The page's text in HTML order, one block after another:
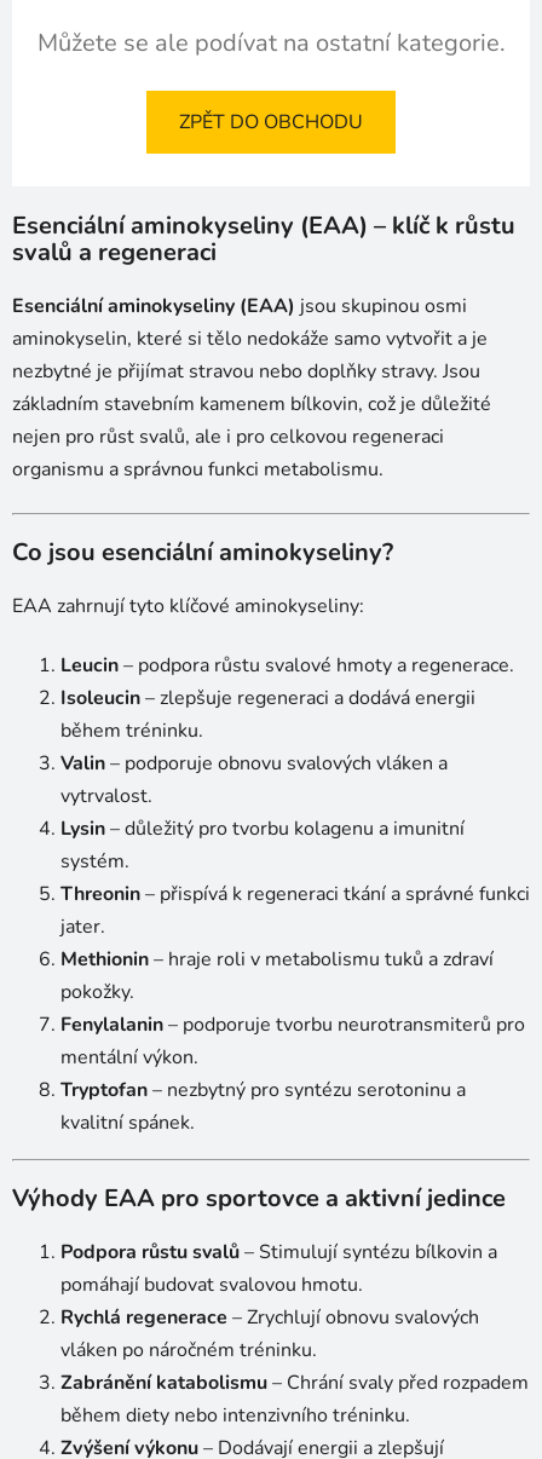
Můžete se ale podívat na ostatní kategorie.
ZPĚT DO OBCHODU
Esenciální aminokyseliny (EAA) – klíč k růstu
svalů a regeneraci
Esenciální aminokyseliny (EAA) jsou skupinou osmi
aminokyselin, které si tělo nedokáže samo vytvořit a je
nezbytné je přijímat stravou nebo doplňky stravy. Jsou
základním stavebním kamenem bílkovin, což je důležité
nejen pro růst svalů, ale i pro celkovou regeneraci
organismu a správnou funkci metabolismu.
Co jsou esenciální aminokyseliny?
EAA zahrnují tyto klíčové aminokyseliny:
Leucin– podpora růstu svalové hmoty a regenerace.
Isoleucin– zlepšuje regeneraci a dodává energii
během tréninku.
Valin– podporuje obnovu svalových vláken a
vytrvalost.
Lysin– důležitý pro tvorbu kolagenu a imunitní
systém.
Threonin– přispívá k regeneraci tkání a správné funkci
jater.
Methionin– hraje roli v metabolismu tuků a zdraví
pokožky.
Fenylalanin– podporuje tvorbu neurotransmiterů pro
mentální výkon.
Tryptofan– nezbytný pro syntézu serotoninu a
kvalitní spánek.
Výhody EAA pro sportovce a aktivní jedince
Podpora růstu svalů– Stimulují syntézu bílkovin a
pomáhají budovat svalovou hmotu.
Rychlá regenerace – Zrychlují obnovu svalových
vláken po náročném tréninku.
Zabránění katabolismu– Chrání svaly před rozpadem
během diety nebo intenzivního tréninku.
Zvýšení výkonu– Dodávají energii a zlepšují